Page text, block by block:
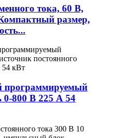
тока, 60 В,
размер,
программируемый
0-800 В 225 А 54